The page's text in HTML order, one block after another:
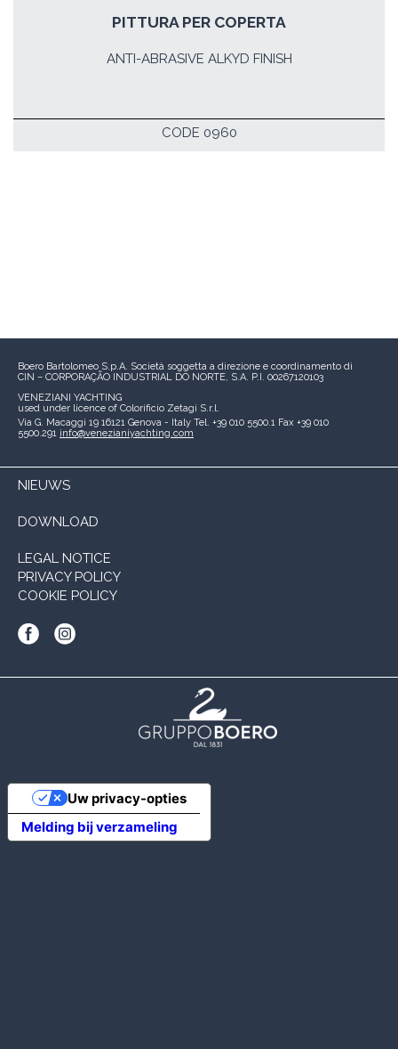
PITTURA PER COPERTA
ANTI-ABRASIVE ALKYD FINISH
CODE 0960
Boero Bartolomeo S.p.A. Società soggetta a direzione e coordinamento di
CIN – CORPORAÇÃO INDUSTRIAL DO NORTE, S.A. P.I. 00267120103
VENEZIANI YACHTING
used under licence of Colorificio Zetagi S.r.l.
Via G. Macaggi 19 16121 Genova - Italy Tel. +39 010 5500.1 Fax +39 010
5500.291 info@venezianiyachting.com
NIEUWS
DOWNLOAD
LEGAL NOTICE
PRIVACY POLICY
COOKIE POLICY
Melding bij verzameling
Uw privacy-opties